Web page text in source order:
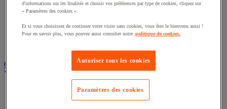
Chauffage
Rafraîchisseur d'air
Traitement de l'air
Classement et archivage
Voir toute la catégorie
Accessoires de classement pour le bureau
Boîte et caisse d'archives
d'informations sur les finalités et choisir vos préférences par type de cookies, cliquez sur
« Paramètres des cookies ».
Et si vous choisissez de continuer votre visite sans cookies, vous êtes le bienvenu aussi !
Pour en savoir plus, vous pouvez aussi consulter notre politique de cookies.
Autoriser tous les cookies
Paramètres des cookies